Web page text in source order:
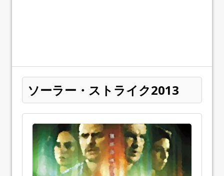
ソーラー・ストライク2013